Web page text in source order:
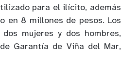
para el ilícito, además
en 8 millones de pesos. Los
mujeres y dos hombres,
Garantía de Viña del Mar,